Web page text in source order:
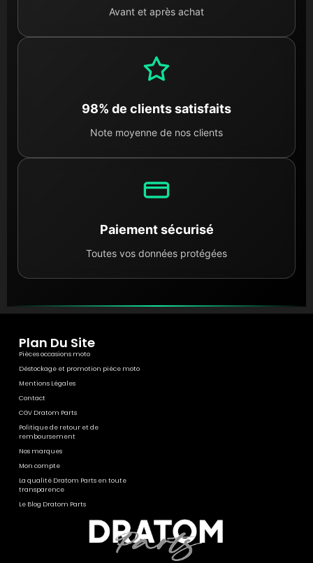
Avant et après achat
98% de clients satisfaits
Note moyenne de nos clients
Paiement sécurisé
Toutes vos données protégées
Plan Du Site
Pièces occasions moto
Déstockage et promotion pièce moto
Mentions Légales
Contact
CGV Dratom Parts
Politique de retour et de
remboursement
Nos marques
Mon compte
La qualité Dratom Parts en toute
transparence
Le Blog Dratom Parts